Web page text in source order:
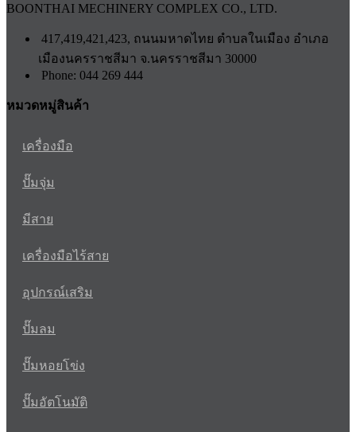
BOONTHAI MECHINERY COMPLEX CO., LTD.
417,419,421,423, ถนนมหาดไทย ตำบลในเมือง อำเภอ
เมืองนครราชสีมา จ.นครราชสีมา 30000
Phone: 044 269 444
หมวดหมู่สินค้า
เครื่องมือ
ปั๊มจุ่ม
มีสาย
เครื่องมือไร้สาย
อุปกรณ์เสริม
ปั๊มลม
ปั๊มหอยโข่ง
ปั๊มอัตโนมัติ